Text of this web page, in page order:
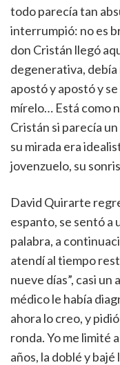
todo parecía tan
interrumpió: no es
don Cristán llegó
degenerativa, debía
apostó y apostó y
mírelo… Está como
Cristán si parecía
su mirada era
jovenzuelo, su
David Quirarte
espanto, se sentó a
palabra, a
atendí al tiempo
nueve días”, casi un
médico le había
ahora lo creo, y
ronda. Yo me limité
años, la doblé y bajé